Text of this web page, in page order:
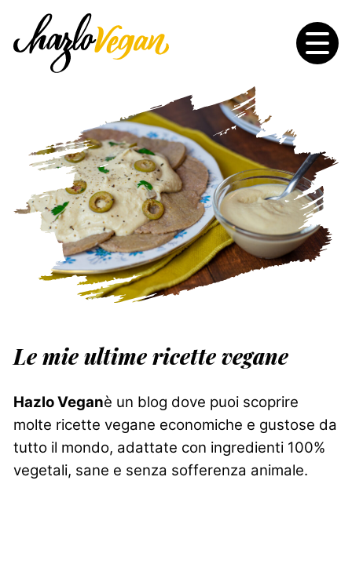
Le mie ultime ricette vegane
Hazlo Veganè un blog dove puoi scoprire
molte ricette vegane economiche e gustose da
tutto il mondo, adattate con ingredienti 100%
vegetali, sane e senza sofferenza animale.